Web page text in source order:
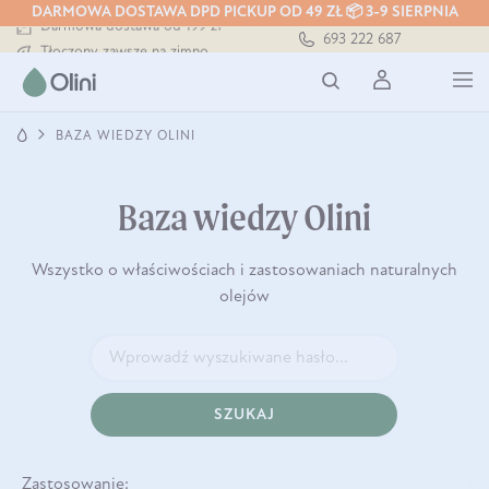
DARMOWA DOSTAWA DPD PICKUP OD 49 ZŁ 📦 3-9 SIERPNIA
Darmowa dostawa od 199 zł
Darmowa dostawa od 199 zł
693 222 687
BAZA WIEDZY OLINI
Baza wiedzy Olini
Wszystko o właściwościach i zastosowaniach naturalnych
olejów
SZUKAJ
Zastosowanie: